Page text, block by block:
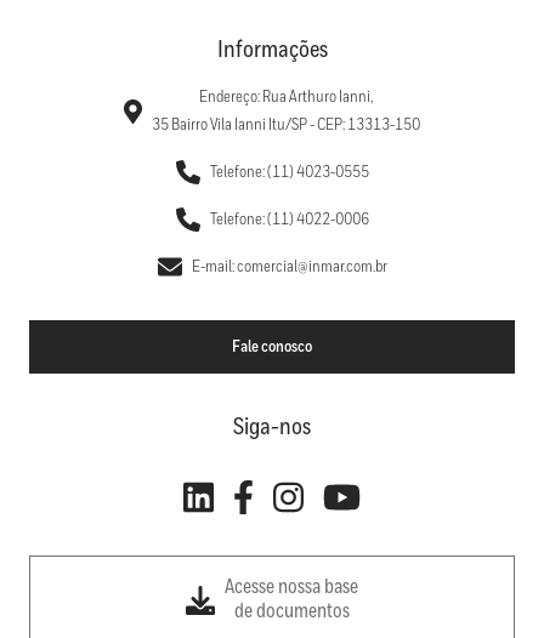
Informações
Endereço: Rua Arthuro Ianni,
35 Bairro Vila Ianni Itu/SP - CEP: 13313-150
Telefone: (11) 4023-0555
Telefone: (11) 4022-0006
E-mail: comercial@inmar.com.br
Fale conosco
Siga-nos
Acesse nossa base
de documentos